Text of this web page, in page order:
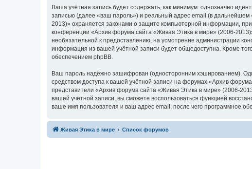
Ваша учётная запись будет содержать, как минимум: однозначно
записью (далее «ваш пароль») и реальный адрес email (в
2013)» охраняется законами о защите компьютерной информации,
конференции «Архив форума сайта «Живая Этика в мире» (2006-
необязательной к предоставлению, на усмотрение администрации
информация из вашей учётной записи будет общедоступна. Кроме
обеспечением phpBB.
Ваш пароль надёжно зашифрован (односторонним хэшированием).
средством доступа к вашей учётной записи на форумах «Архив
представители «Архив форума сайта «Живая Этика в мире» (2006-
вашей учётной записи, вы сможете воспользоваться функцией
ваше имя пользователя и ваш адрес email, после чего программное
Живая Этика в мире Список форумов